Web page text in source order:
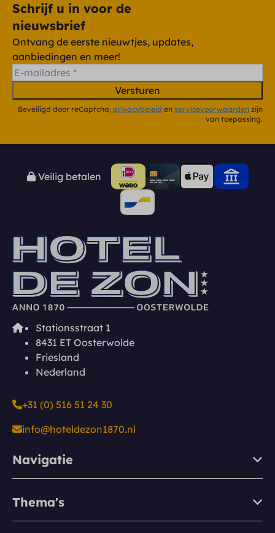
Schrijf u in voor de
nieuwsbrief
Ontvang de eerste nieuwtjes, updates,
aanbiedingen en meer!
Versturen
Beveiligd door reCaptcha, privacybeleid en servicevoorwaarden zijn
van toepassing.
Veilig betalen
Stationsstraat 1
8431 ET Oosterwolde
Friesland
Nederland
+31 (0) 516 51 24 30
info@hoteldezon1870.nl
Navigatie
Thema's